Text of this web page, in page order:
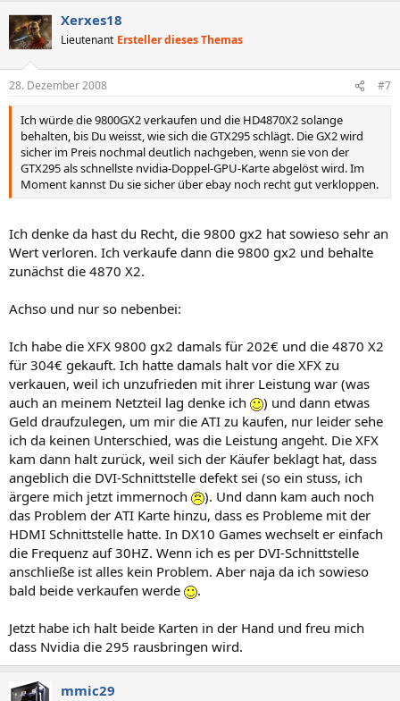
Xerxes18
Lieutenant Ersteller dieses Themas
28. Dezember 2008 #7
Ich würde die 9800GX2 verkaufen und die HD4870X2 solange
behalten, bis Du weisst, wie sich die GTX295 schlägt. Die GX2 wird
sicher im Preis nochmal deutlich nachgeben, wenn sie von der
GTX295 als schnellste nvidia-Doppel-GPU-Karte abgelöst wird. Im
Moment kannst Du sie sicher über ebay noch recht gut verkloppen.
Ich denke da hast du Recht, die 9800 gx2 hat sowieso sehr an
Wert verloren. Ich verkaufe dann die 9800 gx2 und behalte
zunächst die 4870 X2.
Achso und nur so nebenbei:
Ich habe die XFX 9800 gx2 damals für 202€ und die 4870 X2
für 304€ gekauft. Ich hatte damals halt vor die XFX zu
verkauen, weil ich unzufrieden mit ihrer Leistung war (was
auch an meinem Netzteil lag denke ich
) und dann etwas
Geld draufzulegen, um mir die ATI zu kaufen, nur leider sehe
ich da keinen Unterschied, was die Leistung angeht. Die XFX
kam dann halt zurück, weil sich der Käufer beklagt hat, dass
angeblich die DVI-Schnittstelle defekt sei (so ein stuss, ich
ärgere mich jetzt immernoch
). Und dann kam auch noch
das Problem der ATI Karte hinzu, dass es Probleme mit der
HDMI Schnittstelle hatte. In DX10 Games wechselt er einfach
die Frequenz auf 30HZ. Wenn ich es per DVI-Schnittstelle
anschließe ist alles kein Problem. Aber naja da ich sowieso
bald beide verkaufen werde
.
Jetzt habe ich halt beide Karten in der Hand und freu mich
dass Nvidia die 295 rausbringen wird.
mmic29